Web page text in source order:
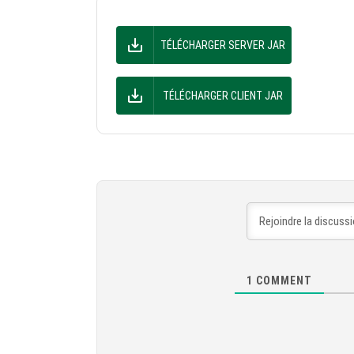
TÉLÉCHARGER SERVER JAR
TÉLÉCHARGER CLIENT JAR
1 COMMENT